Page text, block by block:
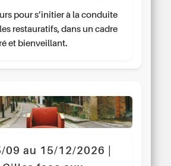
pour s’initier à la conduite
restauratifs, dans un cadre
et bienveillant.
09 au 15/12/2026 |